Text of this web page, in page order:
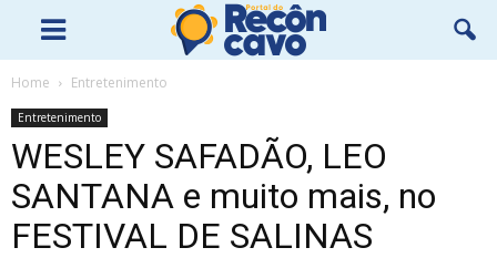
Home Entretenimento
Entretenimento
WESLEY SAFADÃO, LEO
SANTANA e muito mais, no
FESTIVAL DE SALINAS